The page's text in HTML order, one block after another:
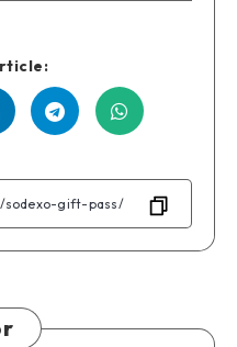
Share
Telegram
Share
WhatsApp